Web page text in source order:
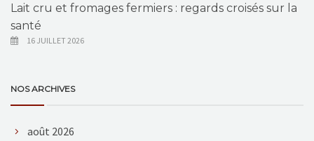
Lait cru et fromages fermiers : regards croisés sur la
santé
16 JUILLET 2026
NOS ARCHIVES
août 2026